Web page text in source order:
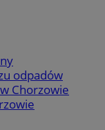
odpadów
Chorzowie